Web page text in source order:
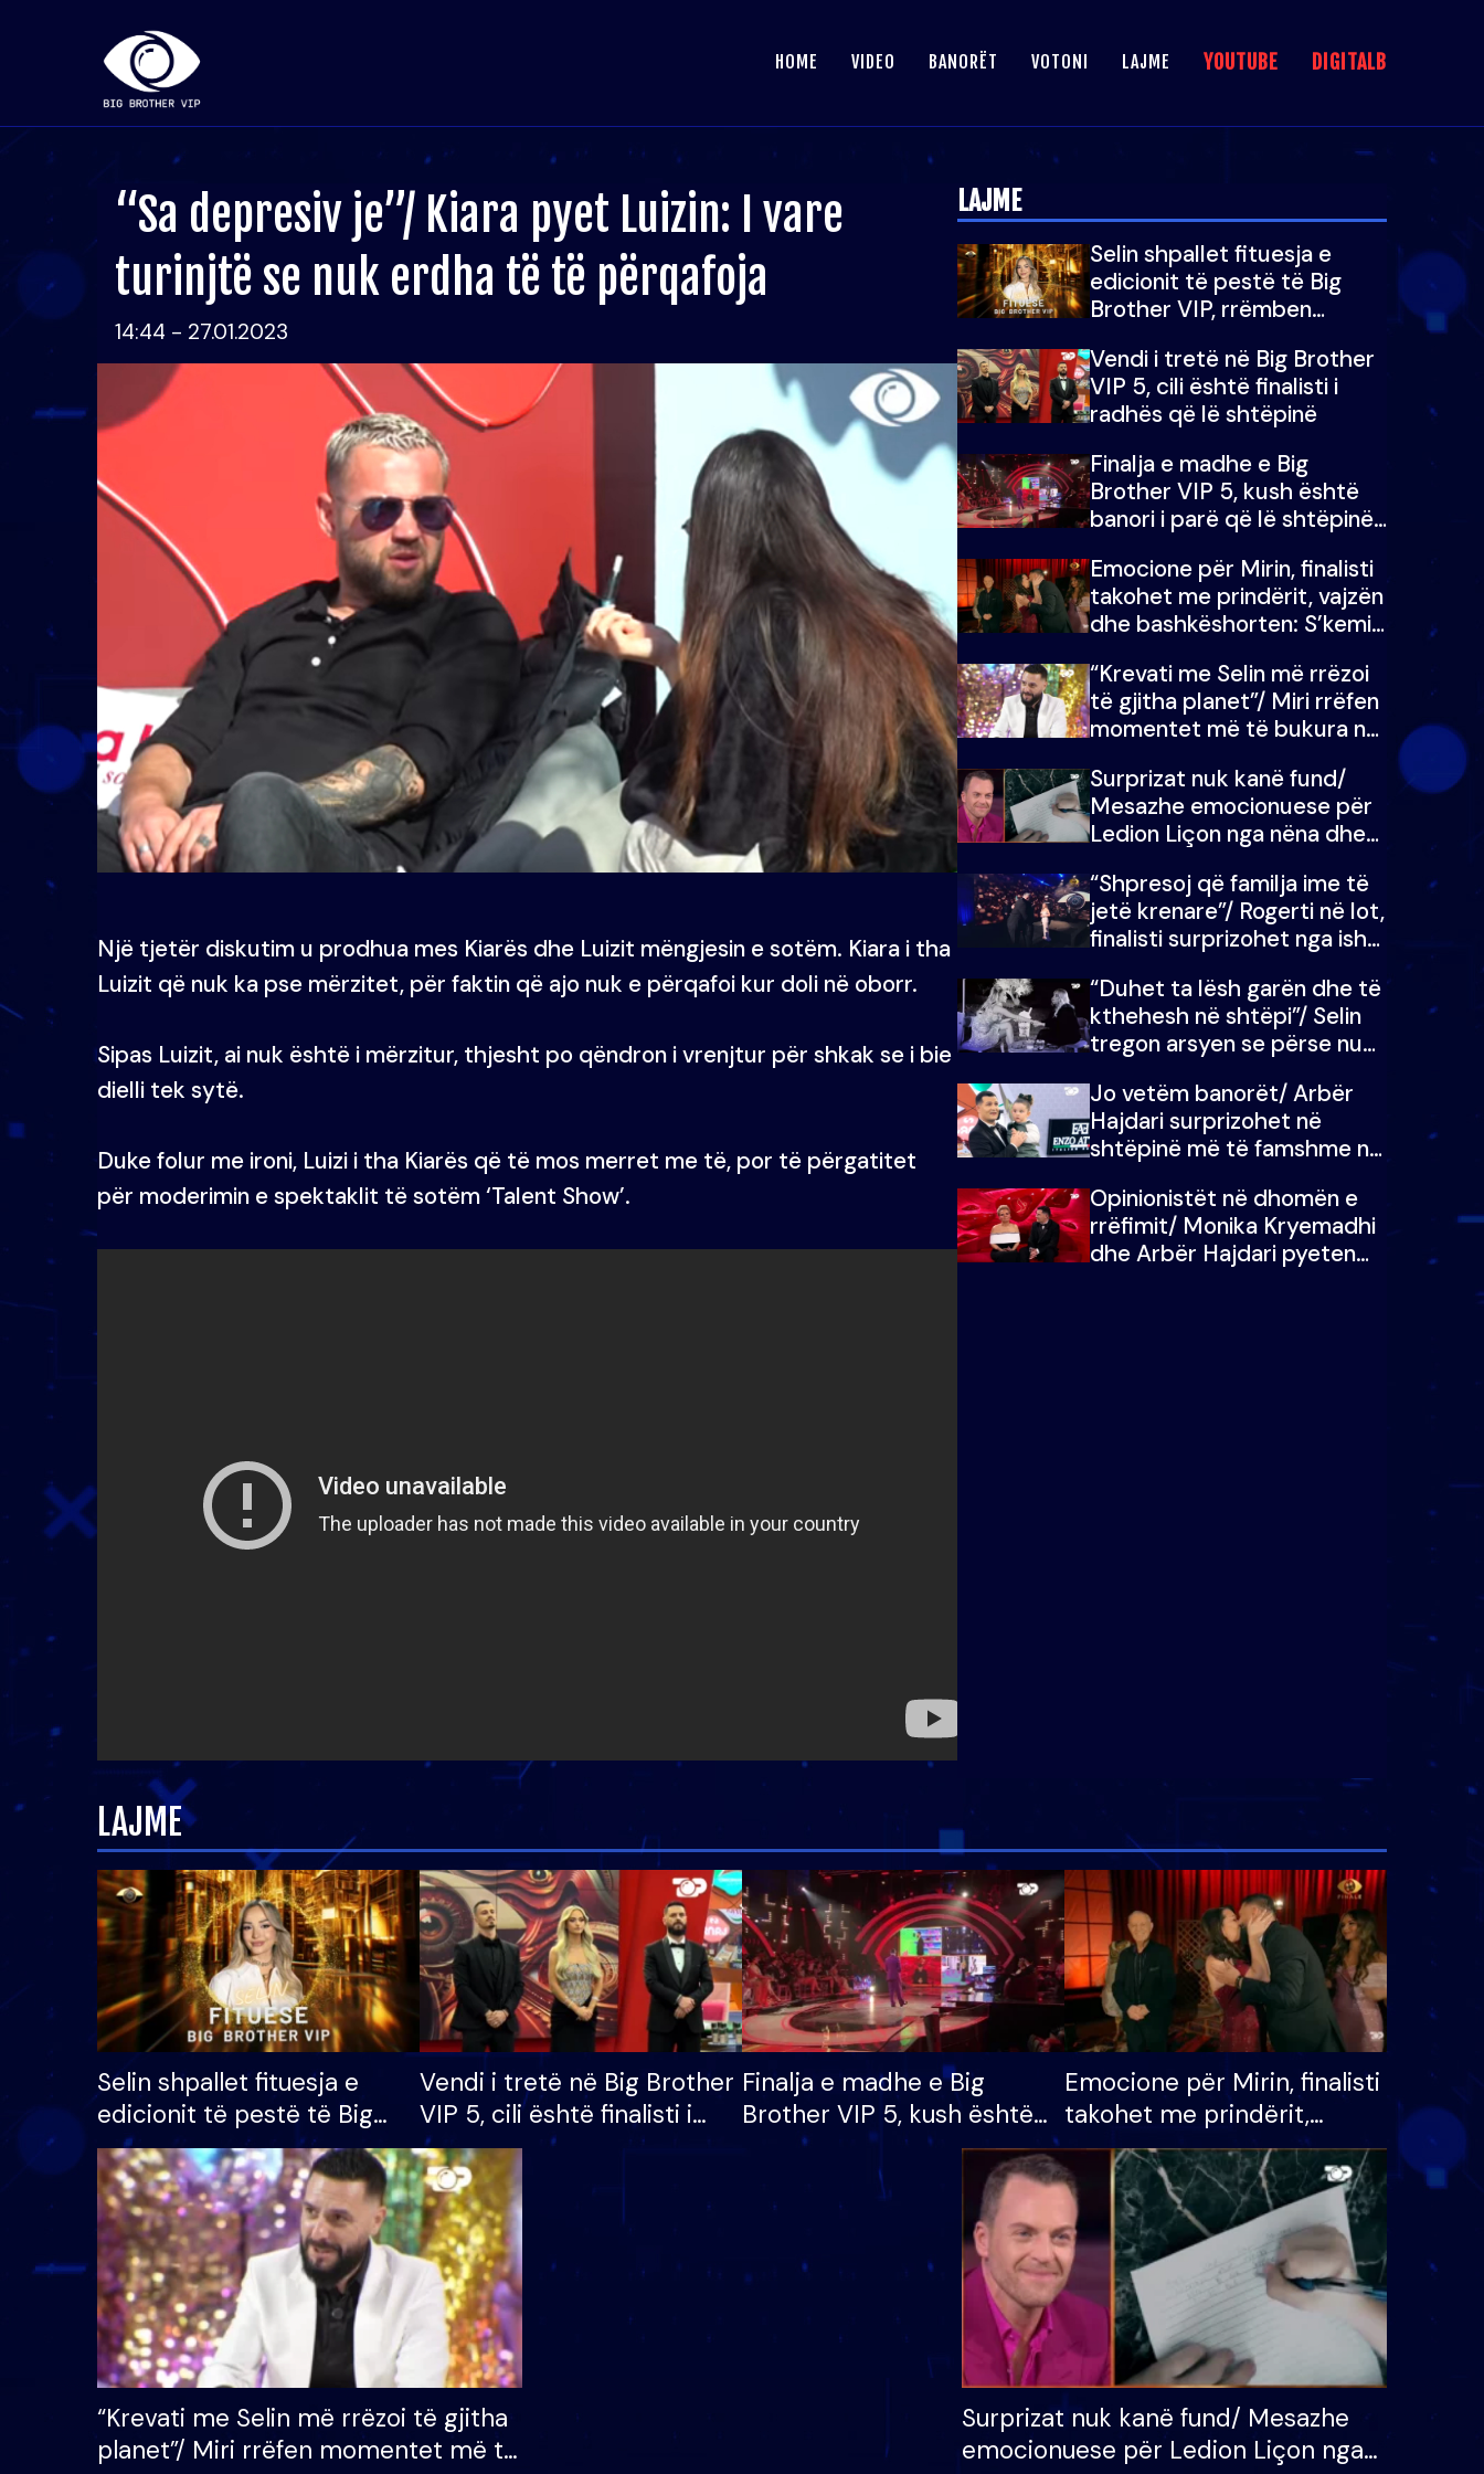
HOME VIDEO BANORËT VOTONI LAJME YOUTUBE DIGITALB
“Sa depresiv je”/ Kiara pyet Luizin: I vare
turinjtë se nuk erdha të të përqafoja
14:44 - 27.01.2023
Një tjetër diskutim u prodhua mes Kiarës dhe Luizit mëngjesin e sotëm. Kiara i tha
Luizit që nuk ka pse mërzitet, për faktin që ajo nuk e përqafoi kur doli në oborr.
Sipas Luizit, ai nuk është i mërzitur, thjesht po qëndron i vrenjtur për shkak se i bie
dielli tek sytë.
Duke folur me ironi, Luizi i tha Kiarës që të mos merret me të, por të përgatitet
për moderimin e spektaklit të sotëm ‘Talent Show’.
LAJME
Selin shpallet fituesja e
edicionit të pestë të Big
Brother VIP, rrëmben
mijë eurosh
Vendi i tretë në Big Brother
VIP 5, cili është finalisti i
radhës që lë shtëpinë
Finalja e madhe e Big
Brother VIP 5, kush është
banori i parë që lë shtëpinë
fituar çmimin e madh
Emocione për Mirin, finalisti
takohet me prindërit, vajzën
dhe bashkëshorten: S’kemi
“Krevati me Selin më rrëzoi
të gjitha planet”/ Miri rrëfen
momentet më të bukura në
mungojë zilja e mëngjesit
kur…
Surprizat nuk kanë fund/
Mesazhe emocionuese për
Ledion Liçon nga nëna dhe
i mban dot lotët: Nuk
meritoj…
“Shpresoj që familja ime të
jetë krenare”/ Rogerti në lot,
finalisti surprizohet nga ish-
“Duhet ta lësh garën dhe të
kthehesh në shtëpi”/ Selin
tregon arsyen se përse nuk
Doja ta çoja luftën time deri
në fund
Jo vetëm banorët/ Arbër
Hajdari surprizohet në
shtëpinë më të famshme në
me vajzën e tij
Opinionistët në dhomën e
rrëfimit/ Monika Kryemadhi
dhe Arbër Hajdari pyeten
LAJME
Selin shpallet fituesja e
edicionit të pestë të Big
Brother VIP, rrëmben
çmimin e madh prej 100
mijë eurosh
Vendi i tretë në Big Brother
VIP 5, cili është finalisti i
radhës që lë shtëpinë
Finalja e madhe e Big
Brother VIP 5, kush është
banori i parë që lë shtëpinë
dhe humb mundësinë për
të fituar çmimin e madh
Emocione për Mirin, finalisti
takohet me prindërit,
vajzën dhe bashkëshorten:
S’kemi ndonjë letër divorci
apo jo?
“Krevati me Selin më rrëzoi të gjitha
planet”/ Miri rrëfen momentet më të
Surprizat nuk kanë fund/ Mesazhe
emocionuese për Ledion Liçon nga